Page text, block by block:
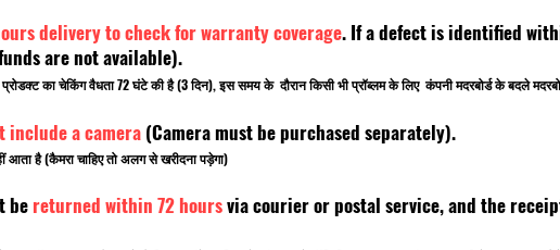
delivery to check for warranty coverage. If a defect is identified
are not available).
प्रोडक्ट का चेकिंग वैधता 72 घंटे की है (3 दिन), इस समय के दौरान किसी भी प्रॉब्लम के लिए कंपनी मदरबोर्ड के बदले
include a camera (Camera must be purchased separately).
आता है (कैमरा चाहिए तो अलग से खरीदना पड़ेगा)
bereturned within 72 hoursvia courier or postal service, and the